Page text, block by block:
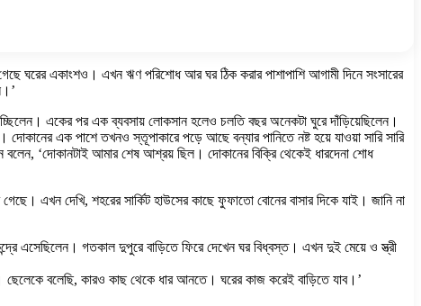
ঘরের একাংশও। এখন ঋণ পরিশোধ আর ঘর ঠিক করার পাশাপাশি আগামী দিনে সংসারের
একের পর এক ব্যবসায় লোকসান হলেও চলতি বছর অনেকটা ঘুরে দাঁড়িয়েছিলেন।
এক পাশে তখনও স্তূপাকারে পড়ে আছে বন্যার পানিতে নষ্ট হয়ে যাওয়া সারি সারি
‘দোকানটাই আমার শেষ আশ্রয় ছিল। দোকানের বিক্রি থেকেই ধারদেনা শোধ
এখন দেখি, শহরের সার্কিট হাউসের কাছে ফুফাতো বোনের বাসার দিকে যাই। জানি না
এসেছিলেন। গতকাল দুপুরে বাড়িতে ফিরে দেখেন ঘর বিধ্বস্ত। এখন দুই মেয়ে ও স্ত্রী
বলেছি, কারও কাছ থেকে ধার আনতে। ঘরের কাজ করেই বাড়িতে যাব।’